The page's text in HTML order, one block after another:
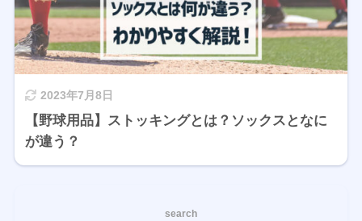
2023年7月8日
【野球用品】ストッキングとは？ソックスとなに
が違う？
search